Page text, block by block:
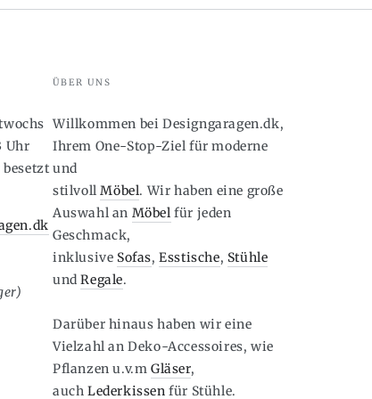
Uhr
besetzt
ÜBER UNS
Willkommen bei Designgaragen.dk,
Ihrem One-Stop-Ziel für moderne
und
stilvollMöbel. Wir haben eine große
Auswahl an Möbel für jeden
Geschmack,
inklusive Sofas,Esstische, Stühle
undRegale.
Darüber hinaus haben wir eine
Vielzahl an Deko-Accessoires, wie
Pflanzen u.v.mGläser,
auchLederkissen für Stühle.